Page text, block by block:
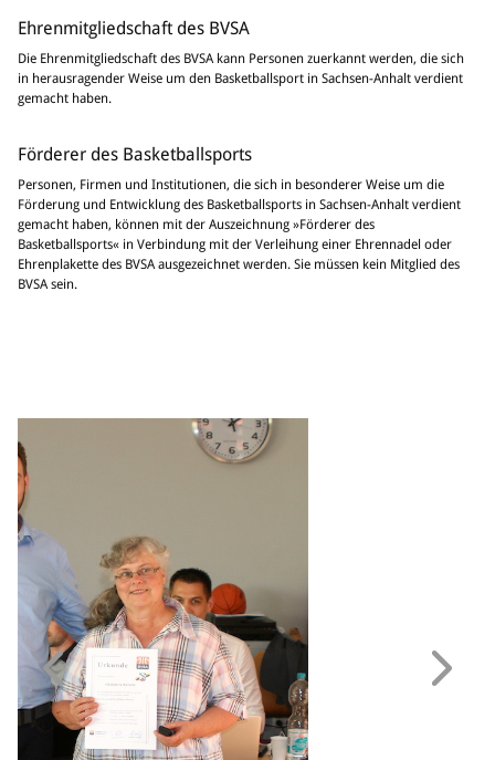
Ehrenmitgliedschaft des BVSA
Die Ehrenmitgliedschaft des BVSA kann Personen zuerkannt werden, die sich
in herausragender Weise um den Basketballsport in Sachsen-Anhalt verdient
gemacht haben.
Förderer des Basketballsports
Personen, Firmen und Institutionen, die sich in besonderer Weise um die
Förderung und Entwicklung des Basketballsports in Sachsen-Anhalt verdient
gemacht haben, können mit der Auszeichnung »Förderer des
Basketballsports« in Verbindung mit der Verleihung einer Ehrennadel oder
Ehrenplakette des BVSA ausgezeichnet werden. Sie müssen kein Mitglied des
BVSA sein.